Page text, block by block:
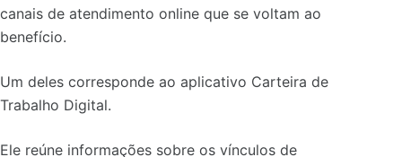
canais de atendimento online que se voltam ao
benefício.
Um deles corresponde ao aplicativo Carteira de
Trabalho Digital.
Ele reúne informações sobre os vínculos de